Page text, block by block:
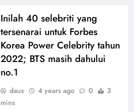
Inilah 40 selebriti yang
tersenarai untuk Forbes
Korea Power Celebrity tahun
2022; BTS masih dahului
no.1
daus 4 years ago 0
3
mins